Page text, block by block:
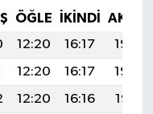
ÖĞLE İKINDI
12:20 16:17
19:40
12:20 16:17
19:39
12:20 16:16
19:38